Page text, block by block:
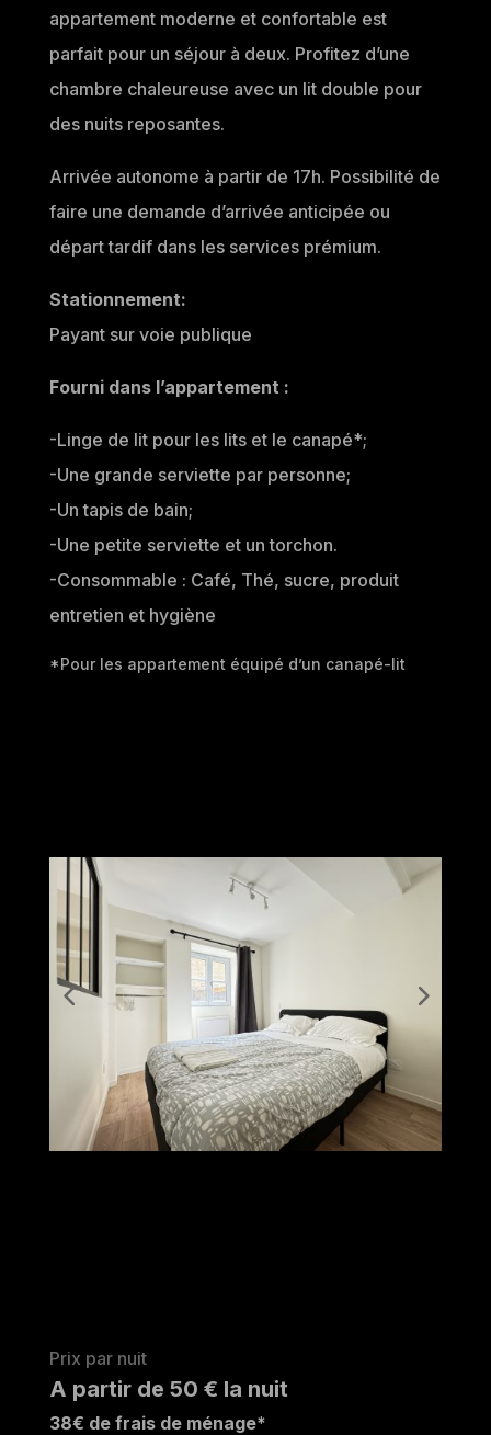
appartement moderne et confortable est
parfait pour un séjour à deux. Profitez d’une
chambre chaleureuse avec un lit double pour
des nuits reposantes.
Arrivée autonome à partir de 17h. Possibilité de
faire une demande d’arrivée anticipée ou
départ tardif dans les services prémium.
Stationnement:
Payant sur voie publique
Fourni dans l’appartement :
-Linge de lit pour les lits et le canapé*;
-Une grande serviette par personne;
-Un tapis de bain;
-Une petite serviette et un torchon.
-Consommable : Café, Thé, sucre, produit
entretien et hygiène
*Pour les appartement équipé d’un canapé-lit
Prix par nuit
A partir de 50 € la nuit
38€ de frais de ménage*